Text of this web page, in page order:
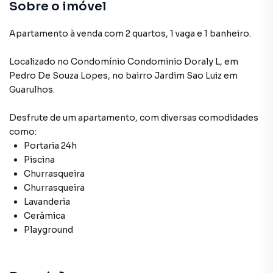
Sobre o imóvel
Apartamento à venda com 2 quartos, 1 vaga e 1 banheiro.
Localizado no Condomínio Condominio Doraly L, em
Pedro De Souza Lopes, no bairro Jardim Sao Luiz em
Guarulhos.
Desfrute de um apartamento, com diversas comodidades
como:
Portaria 24h
Piscina
Churrasqueira
Churrasqueira
Lavanderia
Cerâmica
Playground